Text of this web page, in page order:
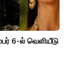
6-ல் வெளியீடு